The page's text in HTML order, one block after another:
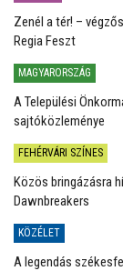
Zenél a tér! –
Regia Feszt
MAGYARORSZÁG
A Települési
sajtóközleménye
FEHÉRVÁRI SZÍNES
Közös bringázásra
Dawnbreakers
KÖZÉLET
A legendás